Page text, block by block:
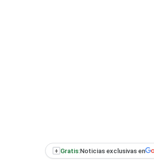
+ Gratis:Noticias exclusivas en